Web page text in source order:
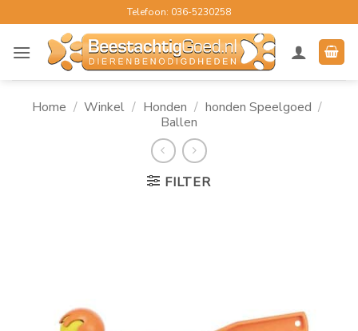
naar
inhoud
Telefoon: 036-5230258
Home / Winkel / Honden / honden Speelgoed /
Ballen
FILTER